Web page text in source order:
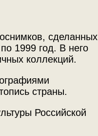
сделанных
1999 год. В него
коллекций.
страны.
Российской
/ МДФ